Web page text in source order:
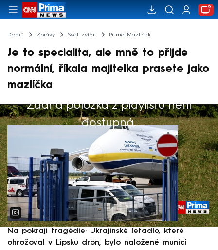
Domů Zprávy Svět zvířat Prima Mazlíček
Je to specialita, ale mně to přijde
normální, říkala majitelka prasete jako
mazlíčka
Žádná položka z playlistu není
dostupná.
Výběr redakce
Na pokraji tragédie: Ukrajinské letadlo, které
ohrožoval v Lipsku dron, bylo naložené municí